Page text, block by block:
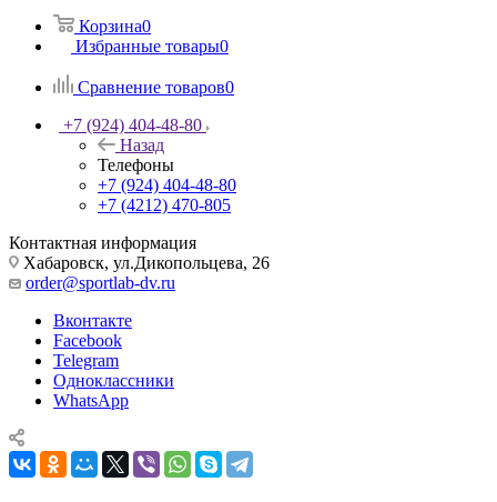
Корзина0
Избранные товары0
Сравнение товаров0
+7 (924) 404-48-80
Назад
Телефоны
+7 (924) 404-48-80
+7 (4212) 470-805
Контактная информация
Хабаровск, ул.Дикопольцева, 26
order@sportlab-dv.ru
Вконтакте
Facebook
Telegram
Одноклассники
WhatsApp